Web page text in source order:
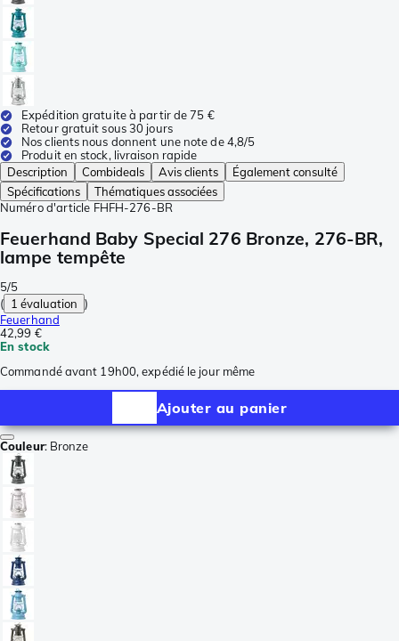
Expédition gratuite à partir de 75 €
Retour gratuit sous 30 jours
Nos clients nous donnent une note de 4,8/5
Produit en stock, livraison rapide
Description
Combideals Avis clients
Également consulté
Spécifications
Thématiques associées
Numéro d'article FHFH-276-BR
Feuerhand Baby Special 276 Bronze, 276-BR,
lampe tempête
5/5
( 1 évaluation )
Feuerhand
42,99 €
En stock
Commandé avant 19h00, expédié le jour même
Ajouter au panier
Couleur: Bronze